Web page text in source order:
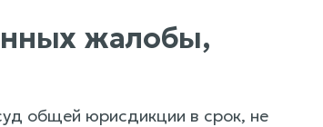
жалобы,
общей юрисдикции в срок, не